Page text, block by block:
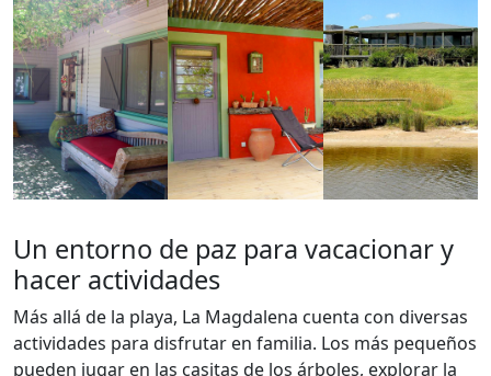
Un entorno de paz para vacacionar y
hacer actividades
Más allá de la playa, La Magdalena cuenta con diversas
actividades para disfrutar en familia. Los más pequeños
pueden jugar en las casitas de los árboles, explorar la